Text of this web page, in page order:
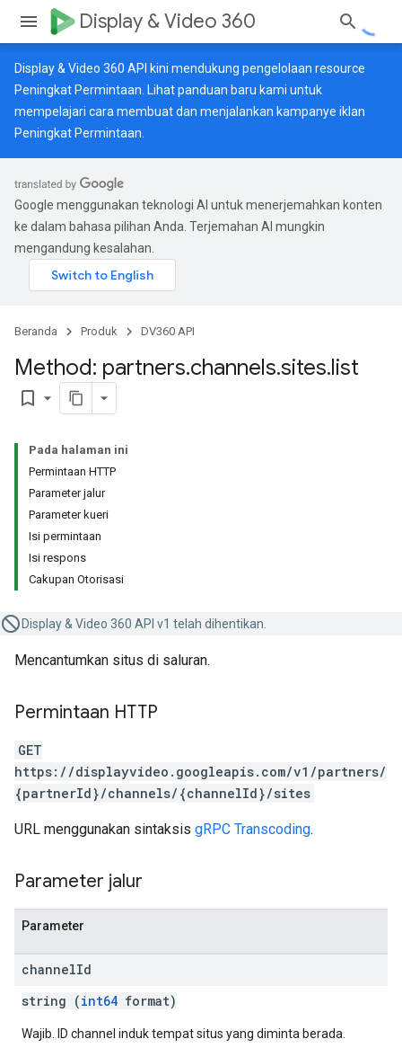
Display & Video 360
Display & Video 360 API kini mendukung pengelolaan resource
Peningkat Permintaan. Lihatpanduan baru kami untuk
mempelajari cara membuat dan menjalankan kampanye iklan
Peningkat Permintaan.
Google menggunakan teknologi AI untuk menerjemahkan konten
ke dalam bahasa pilihan Anda. Terjemahan AI mungkin
mengandung kesalahan.
Beranda Produk DV360 API
Method: partners.channels.sites.list
bookmark_border
Pada halaman ini
Permintaan HTTP
Parameter jalur
Parameter kueri
Isi permintaan
Isi respons
Cakupan Otorisasi
Display & Video 360 API v1 telah dihentikan.
Mencantumkan situs di saluran.
Permintaan HTTP
GET
https://displayvideo.googleapis.com/v1/partners/
{partnerId}/channels/{channelId}/sites
URL menggunakan sintaksis gRPC Transcoding.
Parameter jalur
Parameter
channelId
string (int64 format)
Wajib. ID channel induk tempat situs yang diminta berada.